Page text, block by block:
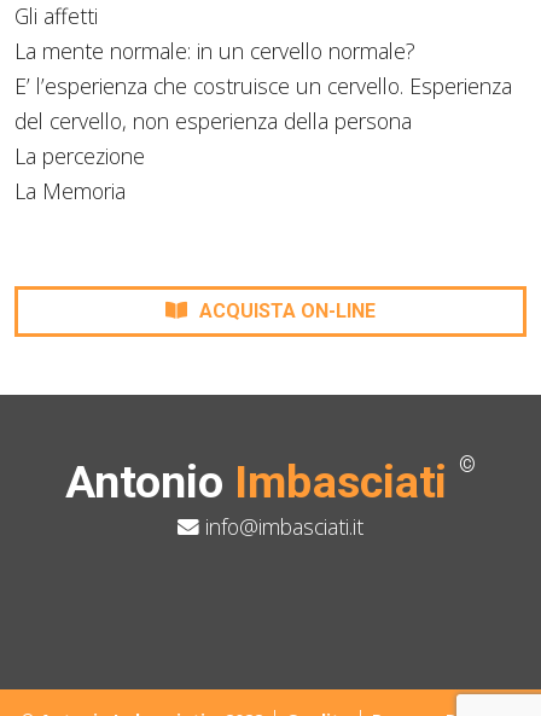
Gli affetti
La mente normale: in un cervello normale?
E’ l’esperienza che costruisce un cervello. Esperienza
del cervello, non esperienza della persona
La percezione
La Memoria
ACQUISTA ON-LINE
Antonio Imbasciati ©
info@imbasciati.it